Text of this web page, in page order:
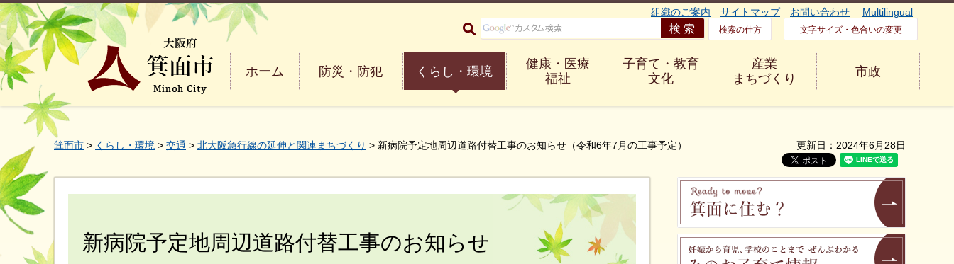
大阪府箕面市 Minoh City
組織のご案内 サイトマップ お問い合わせ Multilingual
検索の仕方 文字サイズ・色合いの変更
ホーム 防災・防犯 くらし・環境
健康・医療
福祉
子育て・教育
文化
産業
まちづくり
市政
箕面市 > くらし・環境 > 交通 > 北大阪急行線の延伸と関連まちづくり > 新病院予定地周辺道路付替工事のお知らせ（令和6年7月の工事予定） 更新日：2024年6月28日
新病院予定地周辺道路付替工事のお知らせ